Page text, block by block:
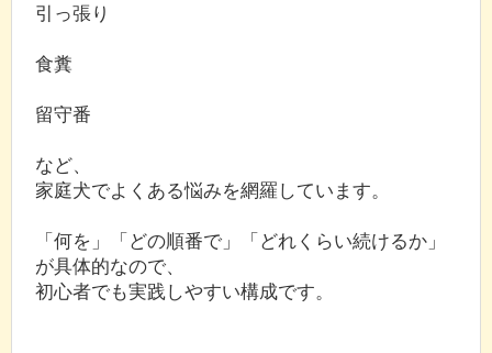
引っ張り
食糞
留守番
など、
家庭犬でよくある悩みを網羅しています。
「何を」「どの順番で」「どれくらい続けるか」
が具体的なので、
初心者でも実践しやすい構成です。